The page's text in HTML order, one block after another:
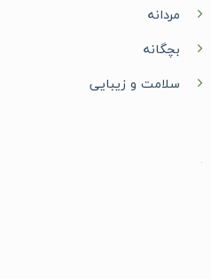
مردانه
بچگانه
سلامت و زیبایی